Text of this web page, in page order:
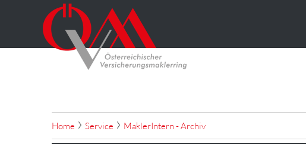
Home Service MaklerIntern - Archiv